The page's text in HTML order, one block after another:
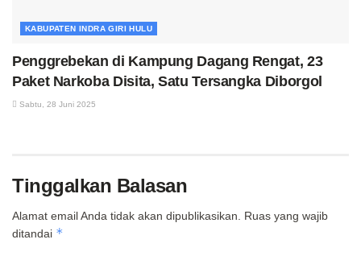
KABUPATEN INDRA GIRI HULU
Penggrebekan di Kampung Dagang Rengat, 23
Paket Narkoba Disita, Satu Tersangka Diborgol
Sabtu, 28 Juni 2025
Tinggalkan Balasan
Alamat email Anda tidak akan dipublikasikan.
Ruas yang wajib
ditandai *